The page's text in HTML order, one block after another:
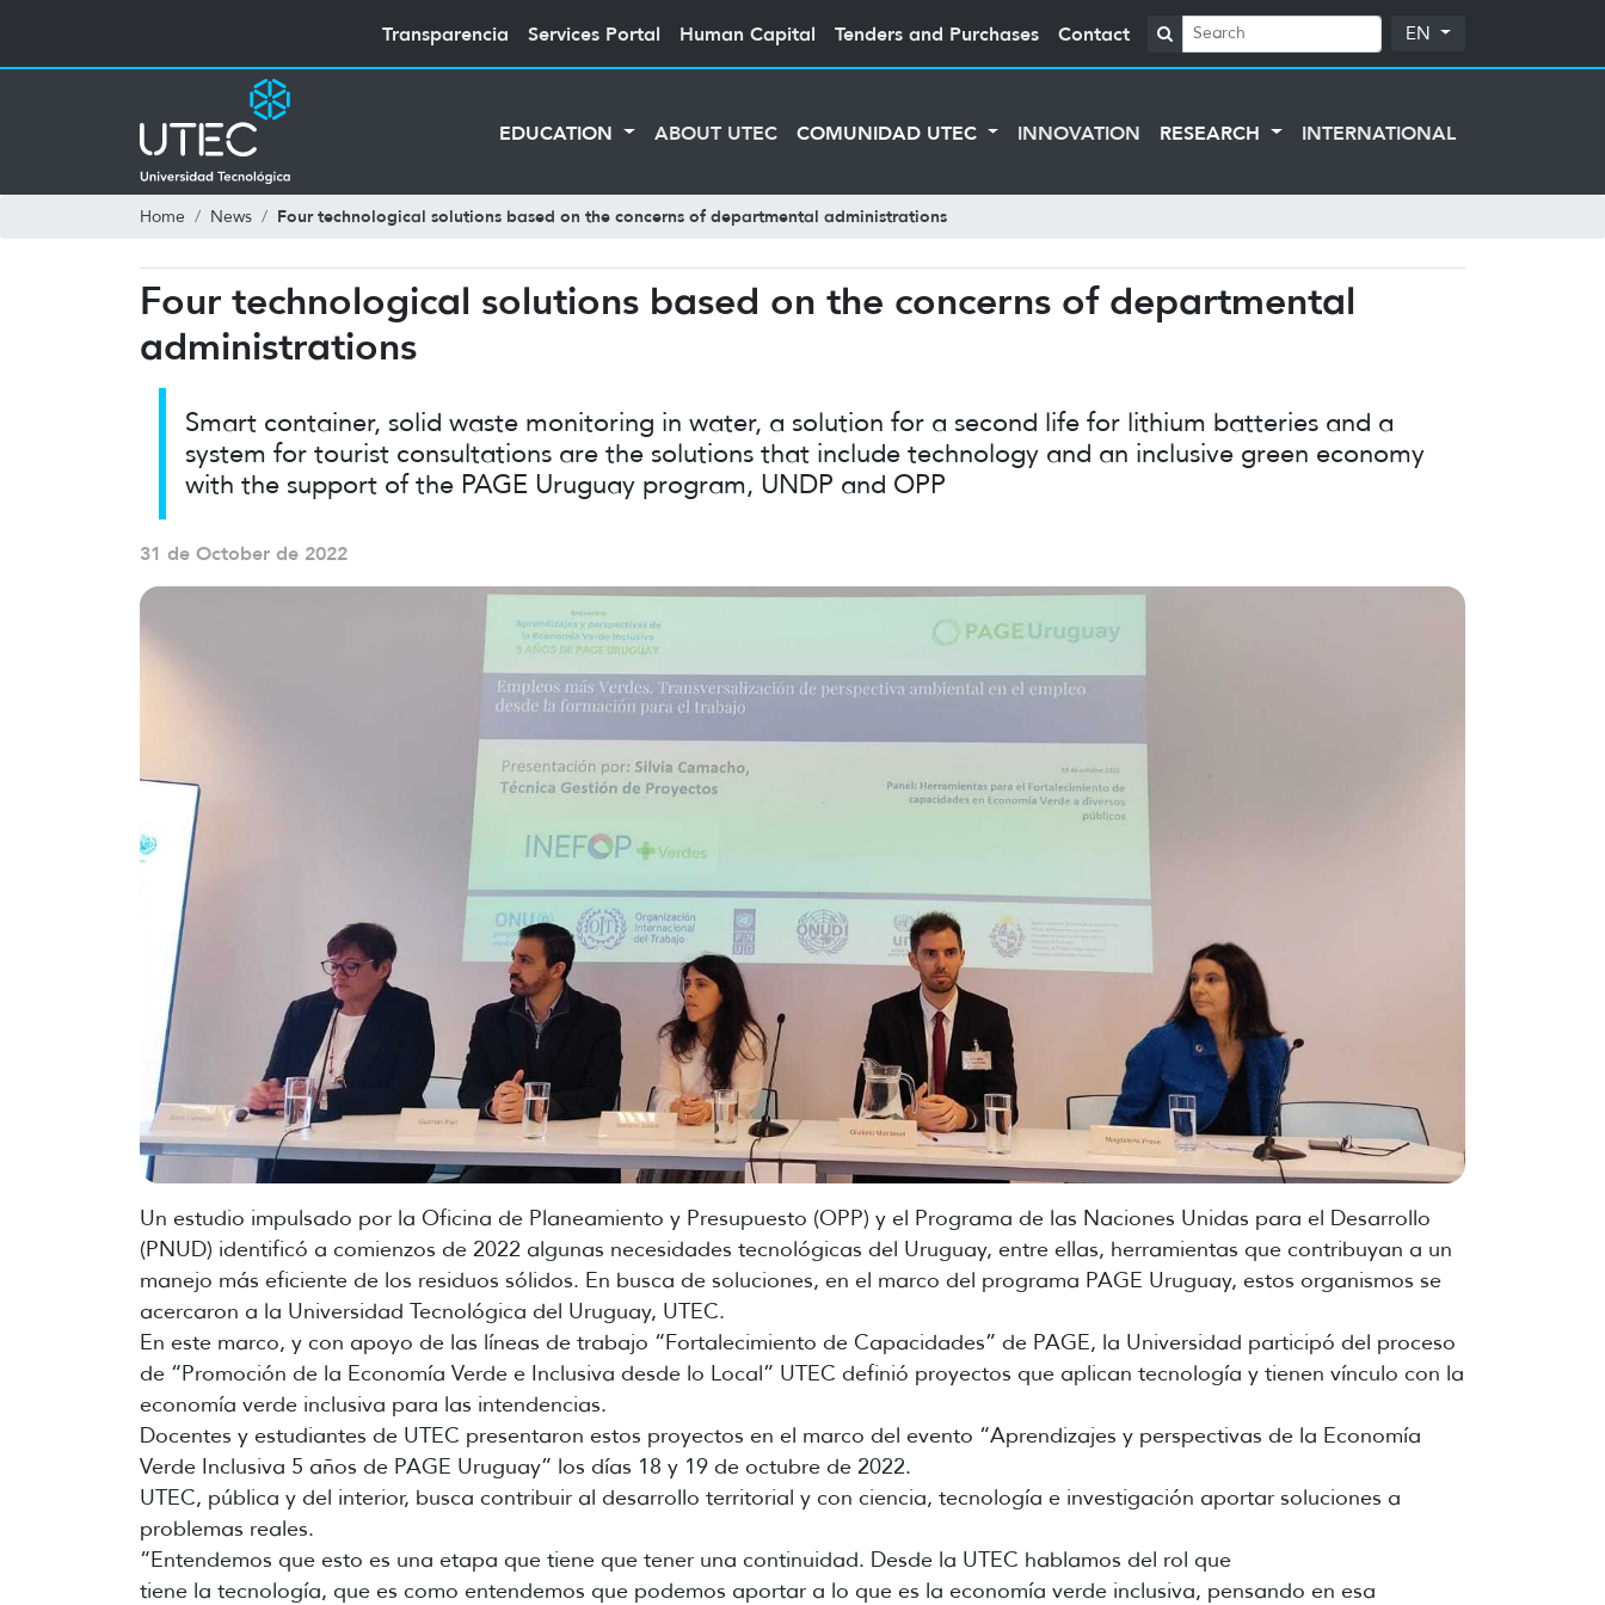
Transparencia Services Portal Human Capital Tenders and Purchases Contact EN
EDUCATION ABOUT UTEC COMUNIDAD UTEC INNOVATION RESEARCH INTERNATIONAL
Home News Four technological solutions based on the concerns of departmental administrations
Four technological solutions based on the concerns of departmental
administrations
Smart container, solid waste monitoring in water, a solution for a second life for lithium batteries and a
system for tourist consultations are the solutions that include technology and an inclusive green economy
with the support of the PAGE Uruguay program, UNDP and OPP
31 de October de 2022
Un estudio impulsado por la Oficina de Planeamiento y Presupuesto (OPP) y el Programa de las Naciones Unidas para el Desarrollo
(PNUD) identificó a comienzos de 2022 algunas necesidades tecnológicas del Uruguay, entre ellas, herramientas que contribuyan a un
manejo más eficiente de los residuos sólidos. En busca de soluciones, en el marco del programa PAGE Uruguay, estos organismos se
acercaron a la Universidad Tecnológica del Uruguay, UTEC.
En este marco, y con apoyo de las líneas de trabajo “Fortalecimiento de Capacidades” de PAGE, la Universidad participó del proceso
de “Promoción de la Economía Verde e Inclusiva desde lo Local” UTEC definió proyectos que aplican tecnología y tienen vínculo con la
economía verde inclusiva para las intendencias.
Docentes y estudiantes de UTEC presentaron estos proyectos en el marco del evento “Aprendizajes y perspectivas de la Economía
Verde Inclusiva 5 años de PAGE Uruguay” los días 18 y 19 de octubre de 2022.
UTEC, pública y del interior, busca contribuir al desarrollo territorial y con ciencia, tecnología e investigación aportar soluciones a
problemas reales.
“Entendemos que esto es una etapa que tiene que tener una continuidad. Desde la UTEC hablamos del rol que
tiene la tecnología, que es como entendemos que podemos aportar a lo que es la economía verde inclusiva, pensando en esa